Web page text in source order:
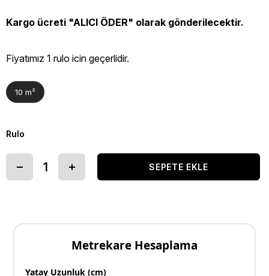
Kargo ücreti "ALICI ÖDER" olarak gönderilecektir.
Fiyatımız 1 rulo icin geçerlidir.
10 m²
Rulo
Metrekare Hesaplama
Yatay Uzunluk (cm)